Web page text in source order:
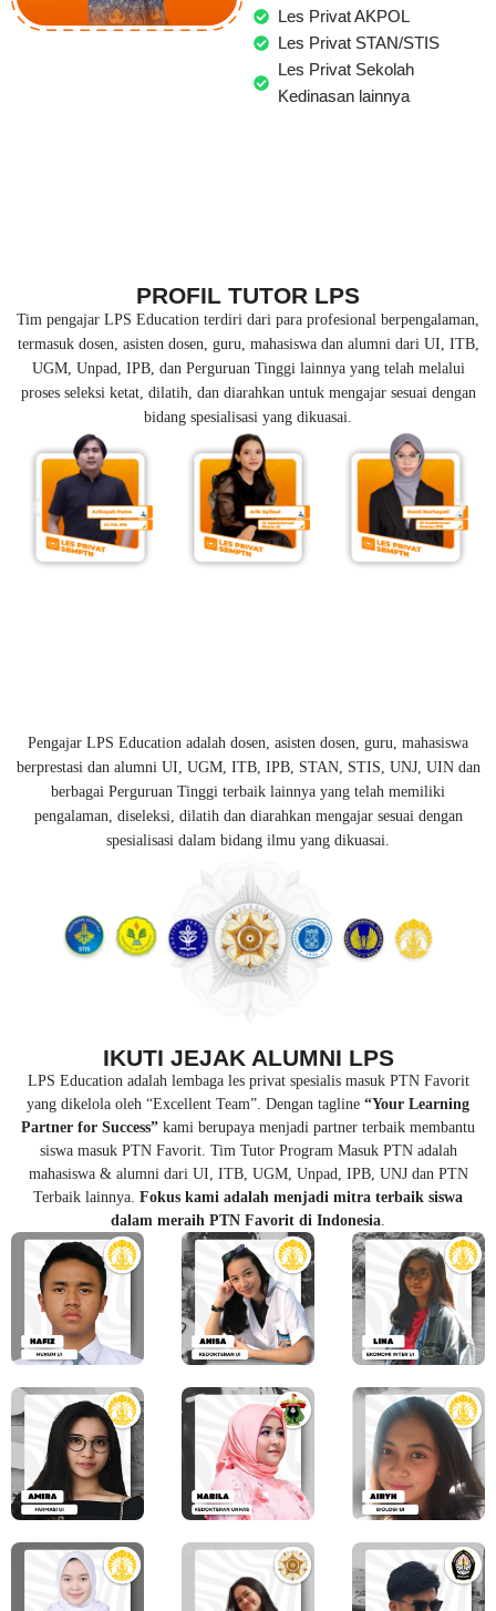
Les Privat AKPOL
Les Privat STAN/STIS
Les Privat Sekolah
Kedinasan lainnya
PROFIL TUTOR LPS
Tim pengajar LPS Education terdiri dari para profesional berpengalaman,
termasuk dosen, asisten dosen, guru, mahasiswa dan alumni dari UI, ITB,
UGM, Unpad, IPB, dan Perguruan Tinggi lainnya yang telah melalui
proses seleksi ketat, dilatih, dan diarahkan untuk mengajar sesuai dengan
bidang spesialisasi yang dikuasai.
Pengajar LPS Education adalah dosen, asisten dosen, guru, mahasiswa
berprestasi dan alumni UI, UGM, ITB, IPB, STAN, STIS, UNJ, UIN dan
berbagai Perguruan Tinggi terbaik lainnya yang telah memiliki
pengalaman, diseleksi, dilatih dan diarahkan mengajar sesuai dengan
spesialisasi dalam bidang ilmu yang dikuasai.
IKUTI JEJAK ALUMNI LPS
LPS Education adalah lembaga les privat spesialis masuk PTN Favorit
yang dikelola oleh “Excellent Team”. Dengan tagline “Your Learning
Partner for Success” kami berupaya menjadi partner terbaik membantu
siswa masuk PTN Favorit. Tim Tutor Program Masuk PTN adalah
mahasiswa & alumni dari UI, ITB, UGM, Unpad, IPB, UNJ dan PTN
Terbaik lainnya. Fokus kami adalah menjadi mitra terbaik siswa
dalam meraih PTN Favorit di Indonesia